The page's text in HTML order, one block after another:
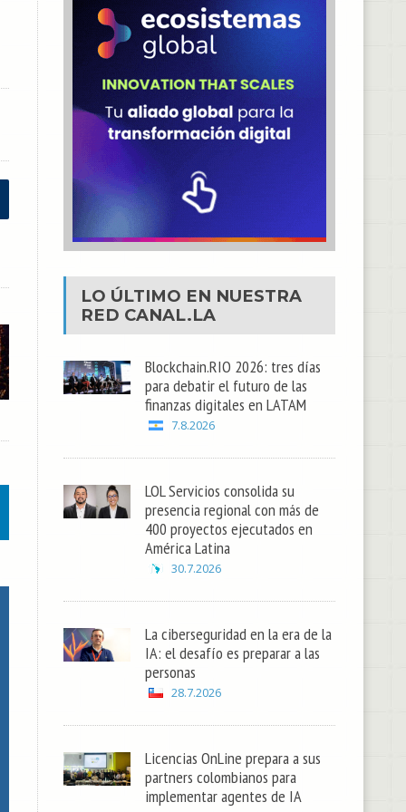
LO ÚLTIMO EN NUESTRA
RED CANAL.LA
Blockchain.RIO 2026: tres días
para debatir el futuro de las
finanzas digitales en LATAM
7.8.2026
LOL Servicios consolida su
presencia regional con más de
400 proyectos ejecutados en
América Latina
30.7.2026
La ciberseguridad en la era de la
IA: el desafío es preparar a las
personas
28.7.2026
Licencias OnLine prepara a sus
partners colombianos para
implementar agentes de IA